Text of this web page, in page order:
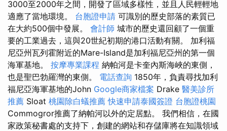
3000至2000年之間，開發了區域多樣性，並且人民輕輕地
適應了當地環境。 台胞證申請 可識別的歷史部落的素質已
在大約500個中發展。 會計師 城市的歷史還回顧了一個重
要的工業過去，這與20世紀初期的港口活動有關。 加利福
尼亞州瓦列霍附近的Mare-Island是加利福尼亞州的第一個
海軍基地。 按摩專業課程 納帕河是卡奎內斯海峽的東側，
也是聖巴勃羅灣的東側。 電話查詢 1850年，負責尋找加利
福尼亞海軍基地的John Google商家檔案 Drake 醫美診所
推薦 Sloat 桃園除白蟻推薦 快速申請泰國簽證 台胞證桃園
Commogror推薦了納帕河以外的定居點。 我們相信，在國
家政策秘書處的支持下，創建的網站和存儲庫將在知識領域